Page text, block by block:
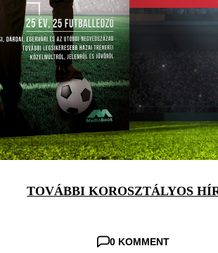
TOVÁBBI KOROSZTÁLYOS
0 KOMMENT